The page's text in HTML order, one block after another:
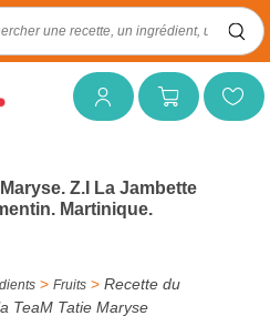
Mon compteMon panierMes favoris
:
Z.I La Jambette
Martinique.
> Fruits > Recette du
TeaM Tatie Maryse